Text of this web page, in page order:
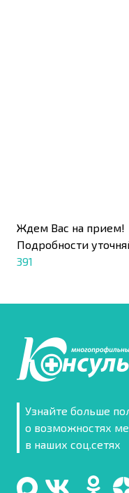
Ждем Вас на прием!
Подробности
391
Узнайте больше
о возможностях
в наших соц.сетях